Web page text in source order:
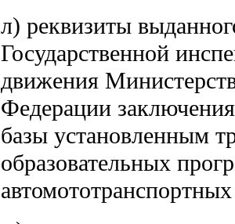
л) реквизиты
Государственной
движения
Федерации
базы установленным
образовательных